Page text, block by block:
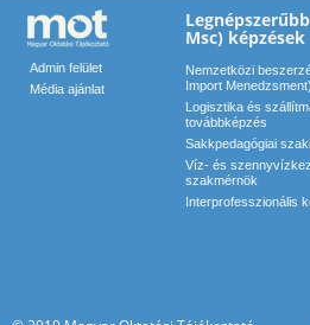
Admin felület
Média ajánlat
Msc) képzések
Nemzetközi
Import
Logisztika és
továbbképzés
Sakkpedagógiai
Víz- és
szakmérnök
Interprofesszionális